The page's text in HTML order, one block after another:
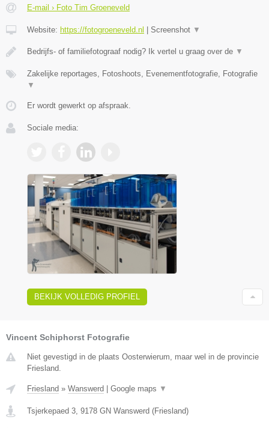
E-mail › Foto Tim Groeneveld
Website: https://fotogroeneveld.nl Screenshot ▼
Bedrijfs- of familiefotograaf nodig? Ik vertel u graag over de ▼
Zakelijke reportages, Fotoshoots, Evenementfotografie, Fotografie
▼
Er wordt gewerkt op afspraak.
Sociale media:
BEKIJK VOLLEDIG PROFIEL
Vincent Schiphorst Fotografie
Niet gevestigd in de plaats Oosterwierum, maar wel in de provincie
Friesland.
Friesland » Wanswerd | Google maps ▼
Tsjerkepaed 3 9178 GN Wanswerd (Friesland)